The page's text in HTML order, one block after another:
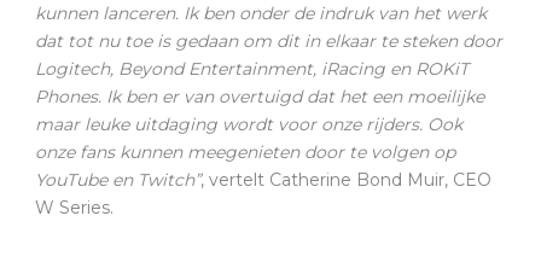
kunnen lanceren. Ik ben onder de indruk van het werk
dat tot nu toe is gedaan om dit in elkaar te steken door
Logitech, Beyond Entertainment, iRacing en ROKiT
Phones. Ik ben er van overtuigd dat het een moeilijke
maar leuke uitdaging wordt voor onze rijders. Ook
onze fans kunnen meegenieten door te volgen op
YouTube en Twitch”, vertelt Catherine Bond Muir, CEO
W Series.